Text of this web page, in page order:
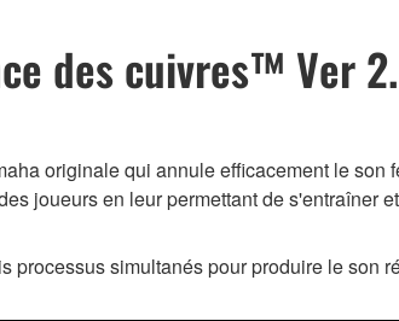
des cuivres™ Ver
originale qui annule efficacement le son
joueurs en leur permettant de s'entraîner
processus simultanés pour produire le son